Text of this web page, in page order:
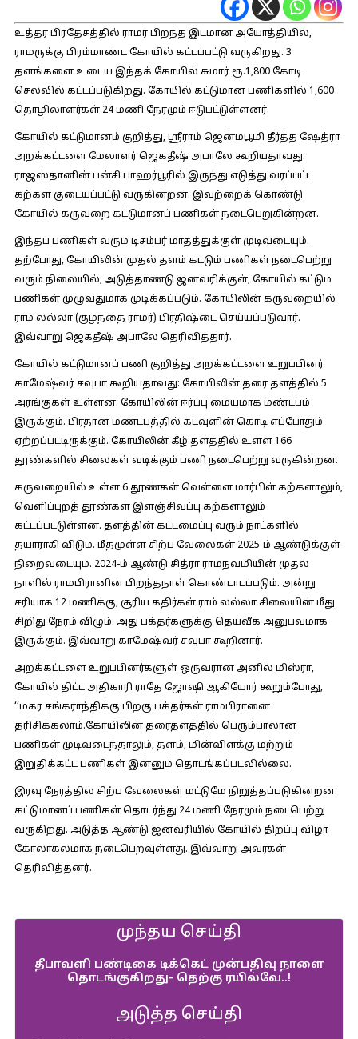
உத்தர பிரதேசத்தில் ராமர் பிறந்த இடமான அயோத்தியில்,
ராமருக்கு பிரம்மாண்ட கோயில் கட்டப்பட்டு வருகிறது. 3
தளங்களை உடைய இந்தக் கோயில் சுமார் ரூ.1,800 கோடி
செலவில் கட்டப்படுகிறது. கோயில் கட்டுமான பணிகளில் 1,600
தொழிலாளர்கள் 24 மணி நேரமும் ஈடுபட்டுள்ளனர்.
கோயில் கட்டுமானம் குறித்து, ஸ்ரீராம் ஜென்மபூமி தீர்த்த ஷேத்ரா
அறக்கட்டளை மேலாளர் ஜெகதீஷ் அபாலே கூறியதாவது:
ராஜஸ்தானின் பன்சி பாஹர்பூரில் இருந்து எடுத்து வரப்பட்ட
கற்கள் குடையப்பட்டு வருகின்றன. இவற்றைக் கொண்டு
கோயில் கருவறை கட்டுமானப் பணிகள் நடைபெறுகின்றன.
இந்தப் பணிகள் வரும் டிசம்பர் மாதத்துக்குள் முடிவடையும்.
தற்போது, கோயிலின் முதல் தளம் கட்டும் பணிகள் நடைபெற்று
வரும் நிலையில், அடுத்தாண்டு ஜனவரிக்குள், கோயில் கட்டும்
பணிகள் முழுவதுமாக முடிக்கப்படும். கோயிலின் கருவறையில்
ராம் லல்லா (குழந்தை ராமர்) பிரதிஷ்டை செய்யப்படுவார்.
இவ்வாறு ஜெகதீஷ் அபாலே தெரிவித்தார்.
கோயில் கட்டுமானப் பணி குறித்து அறக்கட்டளை உறுப்பினர்
காமேஷ்வர் சவுபா கூறியதாவது: கோயிலின் தரை தளத்தில் 5
அரங்குகள் உள்ளன. கோயிலின் ஈர்ப்பு மையமாக மண்டபம்
இருக்கும். பிரதான மண்டபத்தில் கடவுளின் கொடி எப்போதும்
ஏற்றப்பட்டிருக்கும். கோயிலின் கீழ் தளத்தில் உள்ள 166
தூண்களில் சிலைகள் வடிக்கும் பணி நடைபெற்று வருகின்றன.
கருவறையில் உள்ள 6 தூண்கள் வெள்ளை மார்பிள் கற்களாலும்,
வெளிப்புறத் தூண்கள் இளஞ்சிவப்பு கற்களாலும்
கட்டப்பட்டுள்ளன. தளத்தின் கட்டமைப்பு வரும் நாட்களில்
தயாராகி விடும். மீதமுள்ள சிற்ப வேலைகள் 2025-ம் ஆண்டுக்குள்
நிறைவடையும். 2024-ம் ஆண்டு சித்ரா ராமநவமியின் முதல்
நாளில் ராமபிரானின் பிறந்தநாள் கொண்டாடப்படும். அன்று
சரியாக 12 மணிக்கு, சூரிய கதிர்கள் ராம் லல்லா சிலையின் மீது
சிறிது நேரம் விழும். அது பக்தர்களுக்கு தெய்வீக அனுபவமாக
இருக்கும். இவ்வாறு காமேஷ்வர் சவுபா கூறினார்.
அறக்கட்டளை உறுப்பினர்களுள் ஒருவரான அனில் மிஸ்ரா,
கோயில் திட்ட அதிகாரி ராதே ஜோஷி ஆகியோர் கூறும்போது,
‘‘மகர சங்கராந்திக்கு பிறகு பக்தர்கள் ராமபிரானை
தரிசிக்கலாம்.கோயிலின் தரைதளத்தில் பெரும்பாலான
பணிகள் முடிவடைந்தாலும், தளம், மின்விளக்கு மற்றும்
இறுதிக்கட்ட பணிகள் இன்னும் தொடங்கப்படவில்லை.
இரவு நேரத்தில் சிற்ப வேலைகள் மட்டுமே நிறுத்தப்படுகின்றன.
கட்டுமானப் பணிகள் தொடர்ந்து 24 மணி நேரமும் நடைபெற்று
வருகிறது. அடுத்த ஆண்டு ஜனவரியில் கோயில் திறப்பு விழா
கோலாகலமாக நடைபெறவுள்ளது. இவ்வாறு அவர்கள்
தெரிவித்தனர்.
முந்தய செய்தி
தீபாவளி பண்டிகை டிக்கெட் முன்பதிவு நாளை
தொடங்குகிறது- தெற்கு ரயில்வே..!
அடுத்த செய்தி